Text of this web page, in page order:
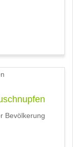
Bevölkerung